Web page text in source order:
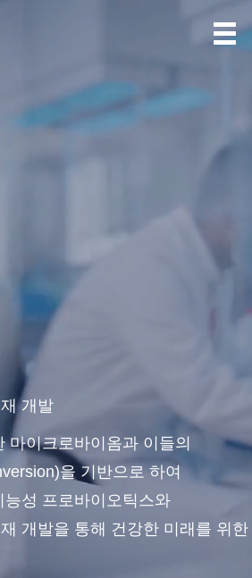
개발
마이크로바이옴과 이들의
을 기반으로 하여
성 프로바이오틱스와
개발을 통해 건강한 미래를 위한